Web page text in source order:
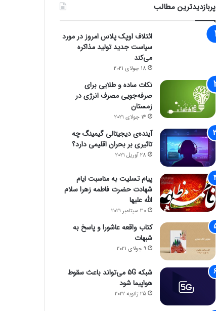
پربازدیدترین مطالب
ائتلاف اوپک پلاس امروز در مورد
سیاست جدید تولید مذاکره
می‌کند
18 جولای 2021
نکات ساده و طلایی برای
صرفه‌جویی مصرف انرژی در
زمستان
14 جولای 2021
آینده‌ی دیجیتالی گیمینگ چه
تاثیری بر بحران اقلیمی دارد؟
28 آوریل 2021
پیام تسلیت به مناسبت ایام
شهادت حضرت فاطمه زهرا سلام
الله علیها
30 سپتامبر 2021
کتاب واقعه عاشورا و پاسخ به
شبهات
9 جولای 2021
شبکه 5G می‌تواند باعث سقوط
هواپیما شود
25 ژانویه 2022